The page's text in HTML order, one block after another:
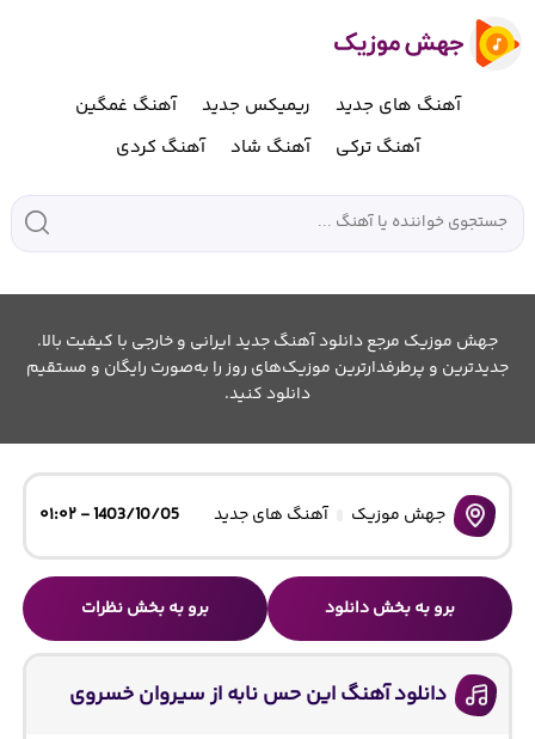
آهنگ های جدید ریمیکس جدید
آهنگ غمگین
آهنگ ترکی
آهنگ شاد آهنگ کردی
جهش موزیک مرجع دانلود آهنگ جدید ایرانی و خارجی با کیفیت بالا.
جدیدترین و پرطرفدارترین موزیک‌های روز را به‌صورت رایگان و مستقیم
دانلود کنید.
جهش موزیک آهنگ های جدید 1403/10/05 - ۰۱:۰۲
برو به بخش دانلود برو به بخش نظرات
دانلود آهنگ این حس نابه از سیروان خسروی